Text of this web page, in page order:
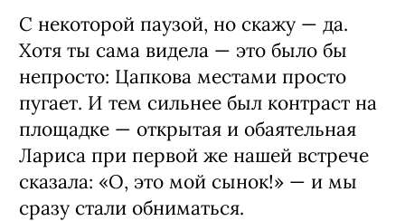
С некоторой паузой, но скажу — да.
Хотя ты сама видела — это было бы
непросто: Цапкова местами просто
пугает. И тем сильнее был контраст на
площадке — открытая и обаятельная
Лариса при первой же нашей встрече
сказала: «О, это мой сынок!» — и мы
сразу стали обниматься.